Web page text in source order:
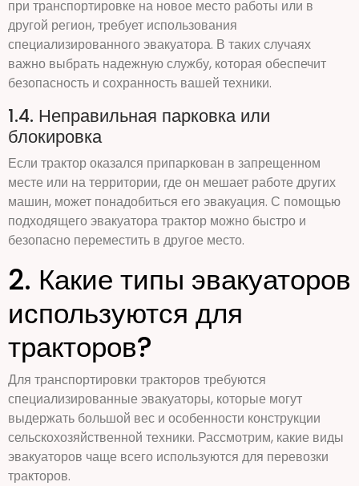
при транспортировке на новое место работы или в
другой регион, требует использования
специализированного эвакуатора. В таких случаях
важно выбрать надежную службу, которая обеспечит
безопасность и сохранность вашей техники.
1.4. Неправильная парковка или
блокировка
Если трактор оказался припаркован в запрещенном
месте или на территории, где он мешает работе других
машин, может понадобиться его эвакуация. С помощью
подходящего эвакуатора трактор можно быстро и
безопасно переместить в другое место.
2. Какие типы эвакуаторов
используются для
тракторов?
Для транспортировки тракторов требуются
специализированные эвакуаторы, которые могут
выдержать большой вес и особенности конструкции
сельскохозяйственной техники. Рассмотрим, какие виды
эвакуаторов чаще всего используются для перевозки
тракторов.